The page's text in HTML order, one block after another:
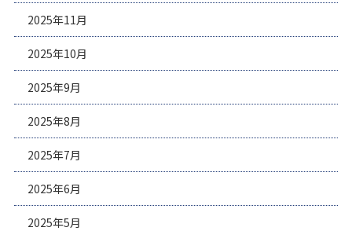
2025年11月
2025年10月
2025年9月
2025年8月
2025年7月
2025年6月
2025年5月